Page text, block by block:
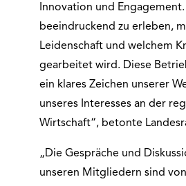
Innovation und Engagement.
beeindruckend zu erleben,
Leidenschaft und welchem
gearbeitet wird. Diese
ein klares Zeichen unserer
unseres Interesses an der
Wirtschaft“, betonte
„Die Gespräche und
unseren Mitgliedern sind